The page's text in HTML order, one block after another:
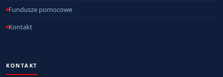
Fundusze pomocowe
Kontakt
KONTAKT